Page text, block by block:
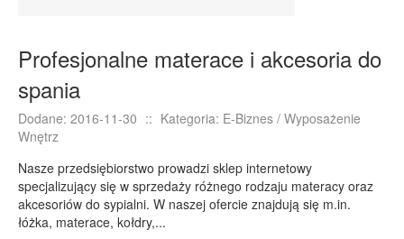
Profesjonalne materace i akcesoria do
spania
Dodane: 2016-11-30 :: Kategoria: E-Biznes / Wyposażenie
Wnętrz
Nasze przedsiębiorstwo prowadzi sklep internetowy
specjalizujący się w sprzedaży różnego rodzaju materacy oraz
akcesoriów do sypialni. W naszej ofercie znajdują się m.in.
łóżka, materace, kołdry,...